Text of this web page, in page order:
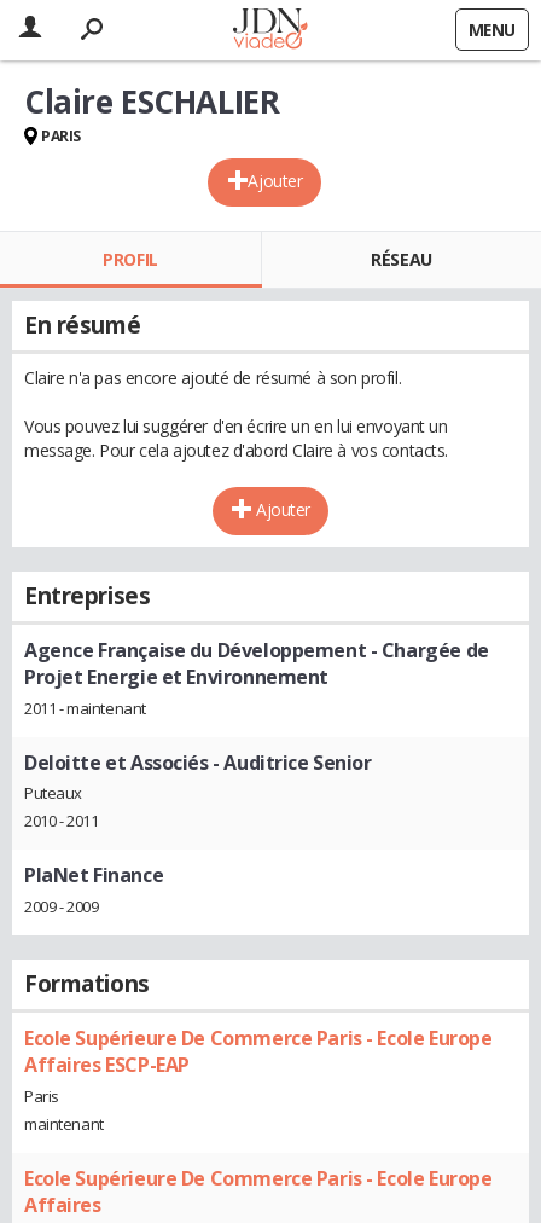
MENU
Ajouter
Claire ESCHALIER
PARIS
PROFIL RÉSEAU
En résumé
Claire n'a pas encore ajouté de résumé à son profil.
Vous pouvez lui suggérer d'en écrire un en lui envoyant un
message. Pour cela ajoutez d'abord Claire à vos contacts.
Ajouter
Entreprises
Agence Française du Développement - Chargée de
Projet Energie et Environnement
2011 - maintenant
Deloitte et Associés- Auditrice Senior
Puteaux
2010 - 2011
PlaNet Finance
2009 - 2009
Formations
Ecole Supérieure De Commerce Paris - Ecole Europe
Affaires ESCP-EAP
Paris
maintenant
Ecole Supérieure De Commerce Paris - Ecole Europe
Affaires